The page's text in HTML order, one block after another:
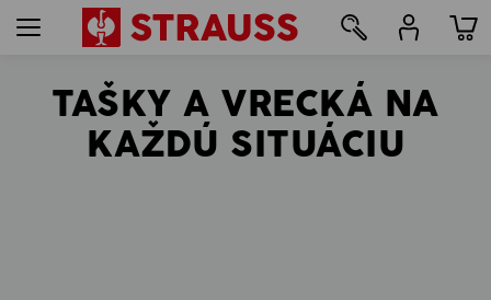
TAŠKY A VRECKÁ NA
KAŽDÚ SITUÁCIU
25